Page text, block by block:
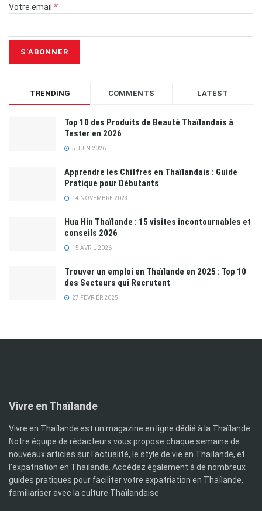
Votre email *
TRENDING COMMENTS LATEST
Top 10 des Produits de Beauté Thaïlandais à
Tester en 2026
5 JUIN 2026
Apprendre les Chiffres en Thaïlandais : Guide
Pratique pour Débutants
14 NOVEMBRE 2023
Hua Hin Thaïlande : 15 visites incontournables et
conseils 2026
15 AVRIL 2026
Trouver un emploi en Thaïlande en 2025 : Top 10
des Secteurs qui Recrutent
27 FÉVRIER 2025
Vivre en Thaïlande
Vivre en Thaïlande est un magazine en ligne dédié à la Thaïlande.
Notre équipe de rédacteurs vous propose chaque semaine de
nouveaux articles sur l'actualité, le style de vie en Thaïlande, et
l'expatriation en Thaïlande. Accédez également à de nombreux
guides pratiques pour faciliter votre expatriation en Thaïlande,
familiariser avec la culture Thaïlandaise